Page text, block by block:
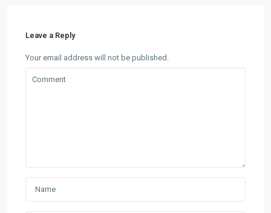
Leave a Reply
Your email address will not be published.